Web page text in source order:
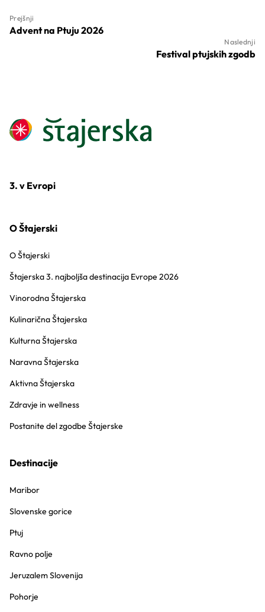
Prejšnji
Advent na Ptuju 2026
Naslednji
Festival ptujskih zgodb
3. v Evropi
O Štajerski
O Štajerski
Štajerska 3. najboljša destinacija Evrope 2026
Vinorodna Štajerska
Kulinarična Štajerska
Kulturna Štajerska
Naravna Štajerska
Aktivna Štajerska
Zdravje in wellness
Postanite del zgodbe Štajerske
Destinacije
Maribor
Slovenske gorice
Ptuj
Ravno polje
Jeruzalem Slovenija
Pohorje